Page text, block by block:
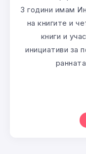
3 години имам
на книгите и
книги и
инициативи за